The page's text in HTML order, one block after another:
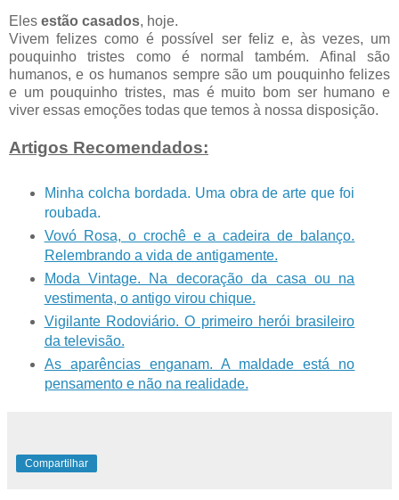
Eles estão casados, hoje.
Vivem felizes como é possível ser feliz e, às vezes, um
pouquinho tristes como é normal também. Afinal são
humanos, e os humanos sempre são um pouquinho felizes
e um pouquinho tristes, mas é muito bom ser humano e
viver essas emoções todas que temos à nossa disposição.
Artigos Recomendados:
Minha colcha bordada. Uma obra de arte que foi
roubada.
Vovó Rosa, o crochê e a cadeira de balanço.
Relembrando a vida de antigamente.
Moda Vintage. Na decoração da casa ou na
vestimenta, o antigo virou chique.
Vigilante Rodoviário. O primeiro herói brasileiro
da televisão.
As aparências enganam. A maldade está no
pensamento e não na realidade.
Compartilhar